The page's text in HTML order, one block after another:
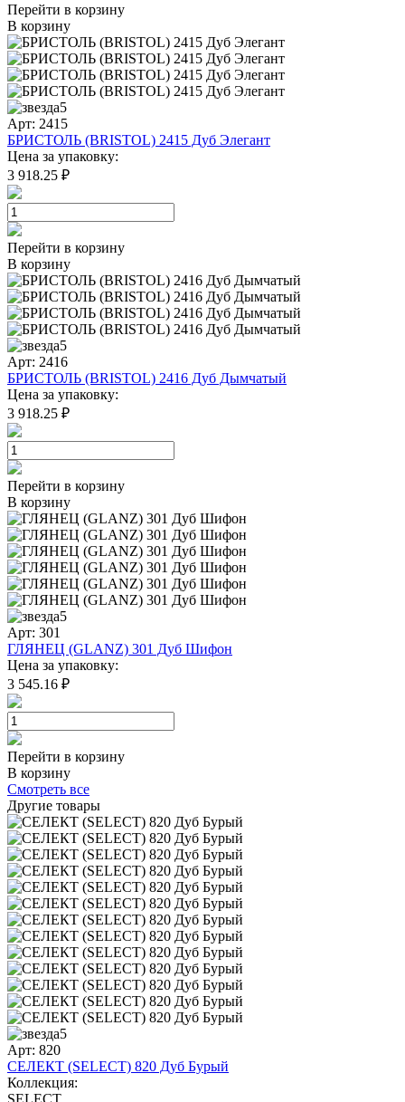
Перейти в корзину
В корзину
5
Арт: 2415
БРИСТОЛЬ (BRISTOL) 2415 Дуб Элегант
Цена за упаковку:
3 918.25 ₽
Перейти в корзину
В корзину
5
Арт: 2416
БРИСТОЛЬ (BRISTOL) 2416 Дуб Дымчатый
Цена за упаковку:
3 918.25 ₽
Перейти в корзину
В корзину
5
Арт: 301
ГЛЯНЕЦ (GLANZ) 301 Дуб Шифон
Цена за упаковку:
3 545.16 ₽
Перейти в корзину
В корзину
Смотреть все
Другие товары
5
Арт: 820
СЕЛЕКТ (SELECT) 820 Дуб Бурый
Коллекция:
SELECT